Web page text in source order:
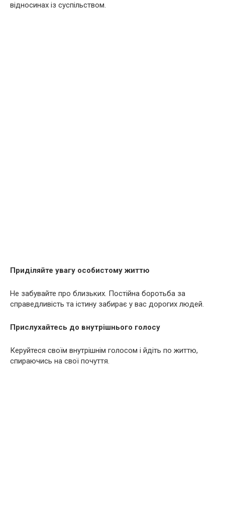
відносинах із суспільством.
Приділяйте увагу особистому життю
Не забувайте про близьких. Постійна боротьба за
справедливість та істину забирає у вас дорогих людей.
Прислухайтесь до внутрішнього голосу
Керуйтеся своїм внутрішнім голосом і йдіть по життю,
спираючись на свої почуття.